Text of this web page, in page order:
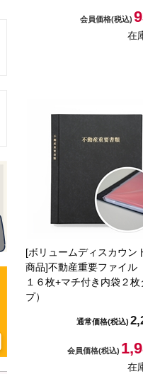
会員価格(税込)
在
[ボリュームディスカウン
商品]不動産重要ファイル
１６枚+マチ付き内袋２枚
プ）
通常価格(税込)
会員価格(税込)
在